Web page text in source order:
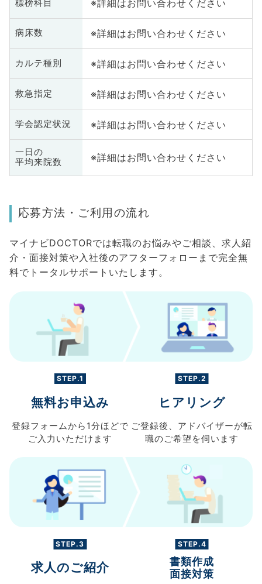
標榜科目 ※詳細はお問い合わせください
病床数 ※詳細はお問い合わせください
カルテ種別 ※詳細はお問い合わせください
救急指定 ※詳細はお問い合わせください
学会認定状況 ※詳細はお問い合わせください
一日の
平均来院数
※詳細はお問い合わせください
応募方法・ご利用の流れ
マイナビDOCTORでは転職のお悩みやご相談、求人紹
介・面接対策や入社後のアフターフォローまで完全無
料でトータルサポートいたします。
STEP.1
無料お申込み
登録フォームから 1分ほどで
ご入力 いただけます
STEP.2
ヒアリング
ご登録後、 アドバイザーが転
職のご希望を伺います
STEP.3
求人のご紹介
STEP.4
書類作成
面接対策